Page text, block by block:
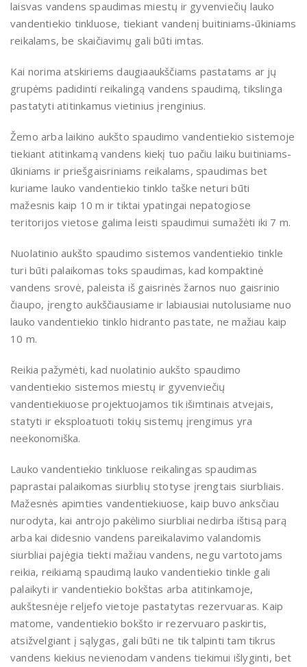
laisvas vandens spaudimas miestų ir gyvenviečių lauko
vandentiekio tinkluose, tiekiant vandenį buitiniams-ūkiniams
reikalams, be skaičiavimų gali būti imtas.
Kai norima atskiriems daugiaaukščiams pastatams ar jų
grupėms padidinti reikalingą vandens spaudimą, tikslinga
pastatyti atitinkamus vietinius įrenginius.
Žemo arba laikino aukšto spaudimo vandentiekio sistemoje
tiekiant atitinkamą vandens kiekį tuo pačiu laiku buitiniams-
ūkiniams ir priešgaisriniams reikalams, spaudimas bet
kuriame lauko vandentiekio tinklo taške neturi būti
mažesnis kaip 10 m ir tiktai ypatingai nepatogiose
teritorijos vietose galima leisti spaudimui sumažėti iki 7 m.
Nuolatinio aukšto spaudimo sistemos vandentiekio tinkle
turi būti palaikomas toks spaudimas, kad kompaktinė
vandens srovė, paleista iš gaisrinės žarnos nuo gaisrinio
čiaupo, įrengto aukščiausiame ir labiausiai nutolusiame nuo
lauko vandentiekio tinklo hidranto pastate, ne mažiau kaip
10 m.
Reikia pažymėti, kad nuolatinio aukšto spaudimo
vandentiekio sistemos miestų ir gyvenviečių
vandentiekiuose projektuojamos tik išimtinais atvejais,
statyti ir eksploatuoti tokių sistemų įrengimus yra
neekonomiška.
Lauko vandentiekio tinkluose reikalingas spaudimas
paprastai palaikomas siurblių stotyse įrengtais siurbliais.
Mažesnės apimties vandentiekiuose, kaip buvo anksčiau
nurodyta, kai antrojo pakėlimo siurbliai nedirba ištisą parą
arba kai didesnio vandens pareikalavimo valandomis
siurbliai pajėgia tiekti mažiau vandens, negu vartotojams
reikia, reikiamą spaudimą lauko vandentiekio tinkle gali
palaikyti ir vandentiekio bokštas arba atitinkamoje,
aukštesnėje reljefo vietoje pastatytas rezervuaras. Kaip
matome, vandentiekio bokšto ir rezervuaro paskirtis,
atsižvelgiant į sąlygas, gali būti ne tik talpinti tam tikrus
vandens kiekius nevienodam vandens tiekimui išlyginti, bet